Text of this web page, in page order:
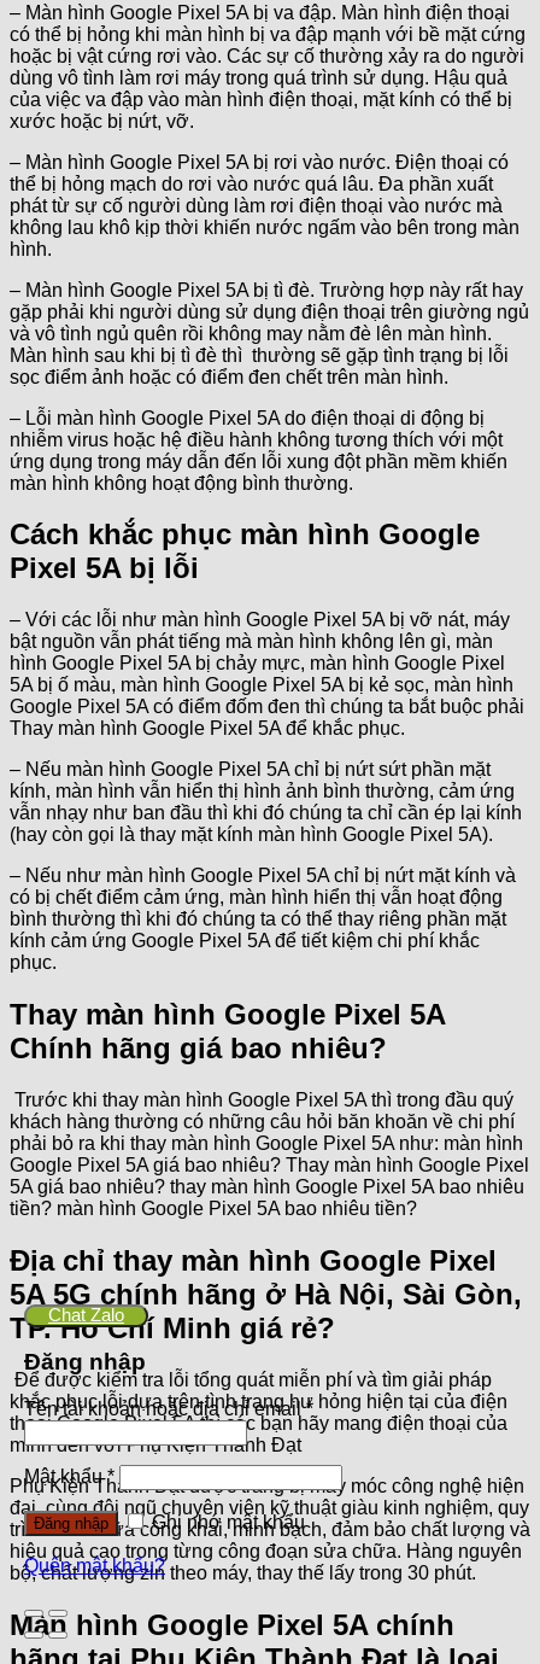
– Màn hình Google Pixel 5A bị va đập. Màn hình điện thoại
có thể bị hỏng khi màn hình bị va đập mạnh với bề mặt cứng
hoặc bị vật cứng rơi vào. Các sự cố thường xảy ra do người
dùng vô tình làm rơi máy trong quá trình sử dụng. Hậu quả
của việc va đập vào màn hình điện thoại, mặt kính có thể bị
xước hoặc bị nứt, vỡ.
– Màn hình Google Pixel 5A bị rơi vào nước. Điện thoại có
thể bị hỏng mạch do rơi vào nước quá lâu. Đa phần xuất
phát từ sự cố người dùng làm rơi điện thoại vào nước mà
không lau khô kịp thời khiến nước ngấm vào bên trong màn
hình.
– Màn hình Google Pixel 5A bị tì đè. Trường hợp này rất hay
gặp phải khi người dùng sử dụng điện thoại trên giường ngủ
và vô tình ngủ quên rồi không may nằm đè lên màn hình.
Màn hình sau khi bị tì đè thì thường sẽ gặp tình trạng bị lỗi
sọc điểm ảnh hoặc có điểm đen chết trên màn hình.
– Lỗi màn hình Google Pixel 5A do điện thoại di động bị
nhiễm virus hoặc hệ điều hành không tương thích với một
ứng dụng trong máy dẫn đến lỗi xung đột phần mềm khiến
màn hình không hoạt động bình thường.
Cách khắc phục màn hình Google
Pixel 5A bị lỗi
– Với các lỗi như màn hình Google Pixel 5A bị vỡ nát, máy
bật nguồn vẫn phát tiếng mà màn hình không lên gì, màn
hình Google Pixel 5A bị chảy mực, màn hình Google Pixel
5A bị ố màu, màn hình Google Pixel 5A bị kẻ sọc, màn hình
Google Pixel 5A có điểm đốm đen thì chúng ta bắt buộc phải
Thay màn hình Google Pixel 5A để khắc phục.
– Nếu màn hình Google Pixel 5A chỉ bị nứt sứt phần mặt
kính, màn hình vẫn hiển thị hình ảnh bình thường, cảm ứng
vẫn nhạy như ban đầu thì khi đó chúng ta chỉ cần ép lại kính
(hay còn gọi là thay mặt kính màn hình Google Pixel 5A).
– Nếu như màn hình Google Pixel 5A chỉ bị nứt mặt kính và
có bị chết điểm cảm ứng, màn hình hiển thị vẫn hoạt động
bình thường thì khi đó chúng ta có thể thay riêng phần mặt
kính cảm ứng Google Pixel 5A để tiết kiệm chi phí khắc
phục.
Thay màn hình Google Pixel 5A
Chính hãng giá bao nhiêu?
Trước khi thay màn hình Google Pixel 5A thì trong đầu quý
khách hàng thường có những câu hỏi băn khoăn về chi phí
phải bỏ ra khi thay màn hình Google Pixel 5A như: màn hình
Google Pixel 5A giá bao nhiêu? Thay màn hình Google Pixel
5A giá bao nhiêu? thay màn hình Google Pixel 5A bao nhiêu
tiền? màn hình Google Pixel 5A bao nhiêu tiền?
Địa chỉ thay màn hình Google Pixel
5A 5G chính hãng ở Hà Nội, Sài Gòn,
TP. Hồ Chí Minh giá rẻ?
Để được kiểm tra lỗi tổng quát miễn phí và tìm giải pháp
khắc phục lỗi dựa trên tình trạng hư hỏng hiện tại của điện
thoại Google Pixel 5A thì các bạn hãy mang điện thoại của
mình đến với Phụ Kiện Thành Đạt
Phụ Kiện Thành Đạt được trang bị máy móc công nghệ hiện
đại, cùng đội ngũ chuyên viên kỹ thuật giàu kinh nghiệm, quy
trình sửa chữa công khai, minh bạch, đảm bảo chất lượng và
hiệu quả cao trong từng công đoạn sửa chữa. Hàng nguyên
bộ, chất lượng zin theo máy, thay thế lấy trong 30 phút.
Màn hình Google Pixel 5A chính
Chat Zalo
Đăng nhập
Tên tài khoản hoặc địa chỉ email*
Mật khẩu*
Đăng nhập Ghi nhớ mật khẩu
Quên mật khẩu?